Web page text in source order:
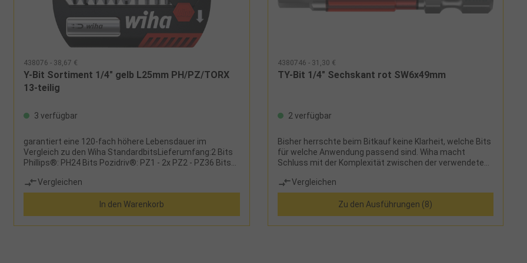
Kosten der Neubeschaffung eingespart werden
Kosten der Neubeschaffung eingespart werden
438076 - 38,67 €
Y-Bit Sortiment 1/4" gelb L25mm PH/PZ/TORX
13-teilig
3 verfügbar
garantiert eine 120-fach höhere Lebensdauer im
Vergleich zu den Wiha StandardbitsLieferumfang:2 Bits
Phillips®: PH24 Bits Pozidriv®: PZ1 - 2x PZ2 - PZ36 Bits
Bithalter, magnetisch, Länge 60 mmin einer
Kunststoffbox
Vergleichen
In den Warenkorb
4380746 - 31,30 €
TY-Bit 1/4" Sechskant rot SW6x49mm
2 verfügbar
Bisher herrschte beim Bitkauf keine Klarheit, welche Bits
für welche Anwendung passend sind. Wiha macht
Schluss mit der Komplexität zwischen der verwendeten
unterschiedlichen Bits. Dank des revolutionären
Bitkonzepts von Wiha ist lediglich die Schraubenform
ausschlaggebend für die Auswahl des richtigen Bits. Als
Multitalent ist der TY-Bit für alle Arten von Schrauben,
sowohl für T-förmige als auch Y-förmige Schrauben,
Vergleichen
Zu den Ausführungen (8)